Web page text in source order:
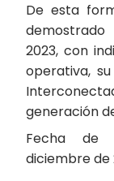
De esta
2023, con
operativa,
generación
Fecha de
diciembre de